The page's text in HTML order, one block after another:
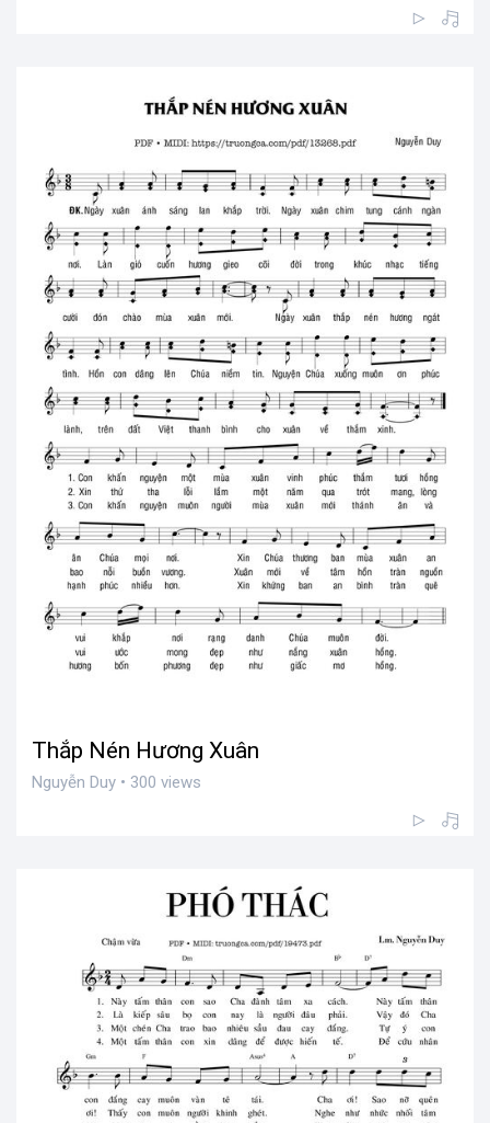
Thắp Nén Hương Xuân
Nguyễn Duy • 300 views